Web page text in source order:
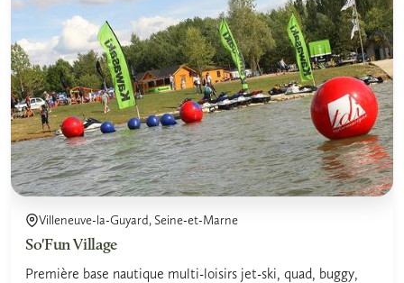
Villeneuve-la-Guyard, Seine-et-Marne
So'Fun Village
Première base nautique multi-loisirs jet-ski, quad, buggy,